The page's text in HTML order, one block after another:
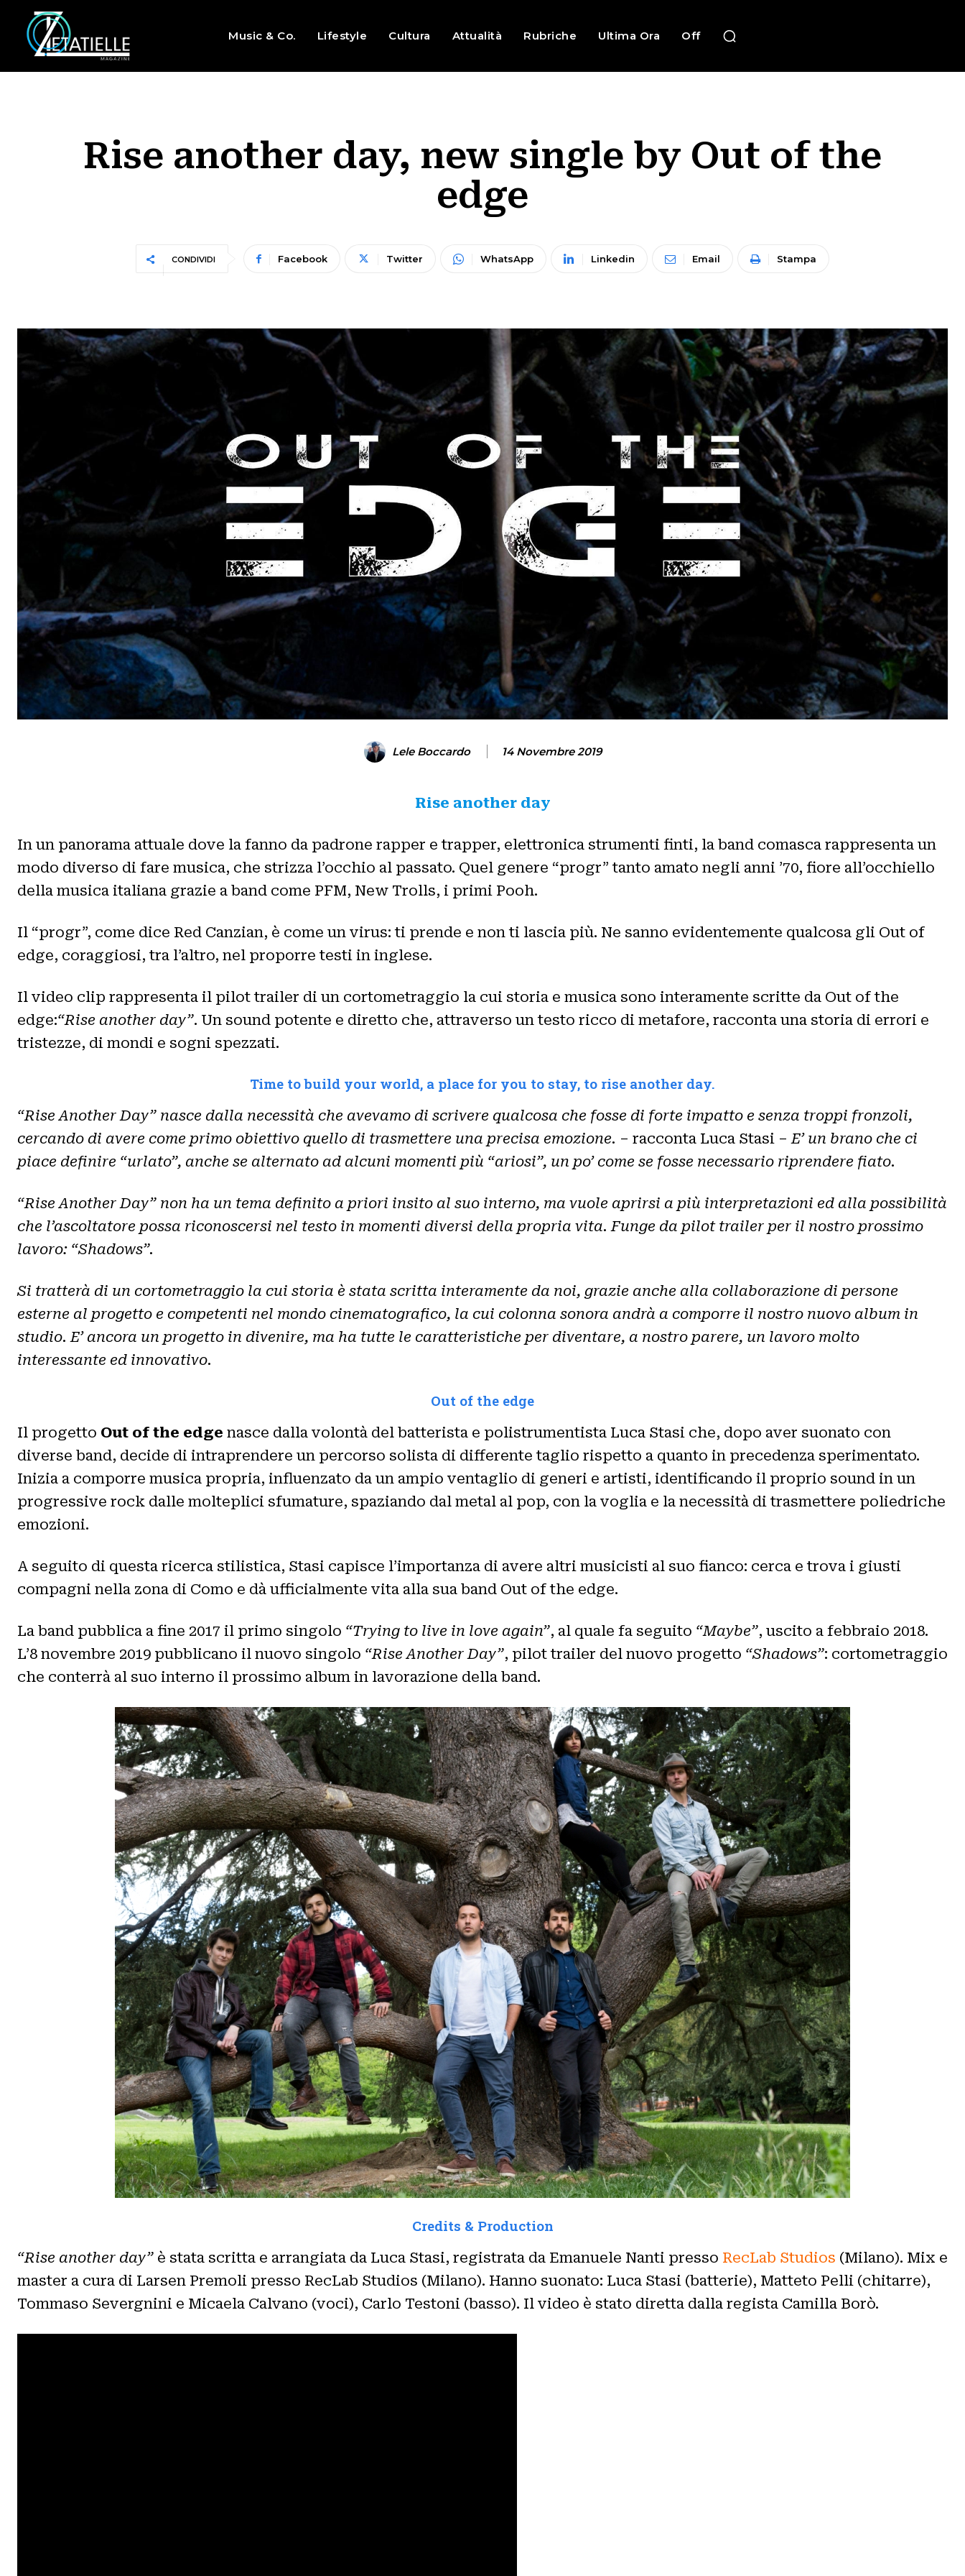
Music & Co. Lifestyle Cultura Attualità Rubriche Ultima Ora Off
Rise another day, new single by Out of the
edge
CONDIVIDI Facebook Twitter WhatsApp Linkedin Email Stampa
Lele Boccardo 14 Novembre 2019
Rise another day
In un panorama attuale dove la fanno da padrone rapper e trapper, elettronica strumenti finti, la band comasca rappresenta un
modo diverso di fare musica, che strizza l’occhio al passato. Quel genere “progr” tanto amato negli anni ’70, fiore all’occhiello
della musica italiana grazie a band come PFM, New Trolls, i primi Pooh.
Il “progr”, come dice Red Canzian, è come un virus: ti prende e non ti lascia più. Ne sanno evidentemente qualcosa gli Out of
edge, coraggiosi, tra l’altro, nel proporre testi in inglese.
Il video clip rappresenta il pilot trailer di un cortometraggio la cui storia e musica sono interamente scritte da Out of the
edge:“Rise another day”. Un sound potente e diretto che, attraverso un testo ricco di metafore, racconta una storia di errori e
tristezze, di mondi e sogni spezzati.
Time to build your world, a place for you to stay, to rise another day.
“Rise Another Day” nasce dalla necessità che avevamo di scrivere qualcosa che fosse di forte impatto e senza troppi fronzoli,
cercando di avere come primo obiettivo quello di trasmettere una precisa emozione. – racconta Luca Stasi –E’ un brano che ci
piace definire “urlato”, anche se alternato ad alcuni momenti più “ariosi”, un po’ come se fosse necessario riprendere fiato.
“Rise Another Day” non ha un tema definito a priori insito al suo interno, ma vuole aprirsi a più interpretazioni ed alla possibilità
che l’ascoltatore possa riconoscersi nel testo in momenti diversi della propria vita. Funge da pilot trailer per il nostro prossimo
lavoro: “Shadows”.
Si tratterà di un cortometraggio la cui storia è stata scritta interamente da noi, grazie anche alla collaborazione di persone
esterne al progetto e competenti nel mondo cinematografico, la cui colonna sonora andrà a comporre il nostro nuovo album in
studio. E’ ancora un progetto in divenire, ma ha tutte le caratteristiche per diventare, a nostro parere, un lavoro molto
interessante ed innovativo.
Out of the edge
Il progetto Out of the edge nasce dalla volontà del batterista e polistrumentista Luca Stasi che, dopo aver suonato con
diverse band, decide di intraprendere un percorso solista di differente taglio rispetto a quanto in precedenza sperimentato.
Inizia a comporre musica propria, influenzato da un ampio ventaglio di generi e artisti, identificando il proprio sound in un
progressive rock dalle molteplici sfumature, spaziando dal metal al pop, con la voglia e la necessità di trasmettere poliedriche
emozioni.
A seguito di questa ricerca stilistica, Stasi capisce l’importanza di avere altri musicisti al suo fianco: cerca e trova i giusti
compagni nella zona di Como e dà ufficialmente vita alla sua band Out of the edge.
La band pubblica a fine 2017 il primo singolo “Trying to live in love again”, al quale fa seguito “Maybe”, uscito a febbraio 2018.
L’8 novembre 2019 pubblicano il nuovo singolo “Rise Another Day”, pilot trailer del nuovo progetto “Shadows”: cortometraggio
che conterrà al suo interno il prossimo album in lavorazione della band.
Credits & Production
“Rise another day” è stata scritta e arrangiata da Luca Stasi, registrata da Emanuele Nanti presso RecLab Studios (Milano). Mix e
master a cura di Larsen Premoli presso RecLab Studios (Milano). Hanno suonato: Luca Stasi (batterie), Matteto Pelli (chitarre),
Tommaso Severgnini e Micaela Calvano (voci), Carlo Testoni (basso). Il video è stato diretta dalla regista Camilla Borò.